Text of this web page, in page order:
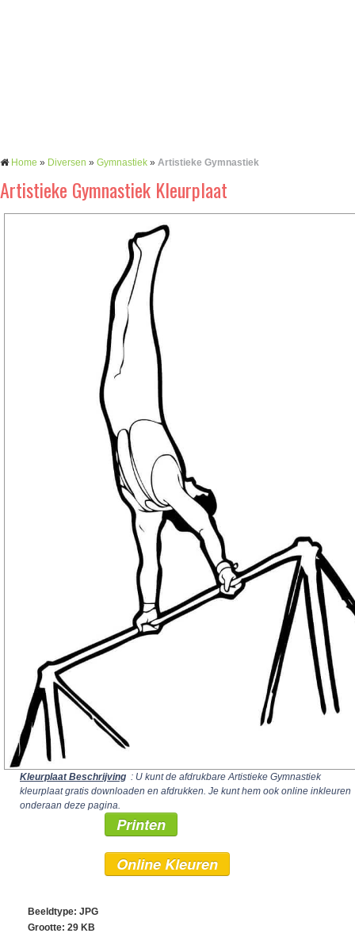
Home » Diversen » Gymnastiek » Artistieke Gymnastiek
Artistieke Gymnastiek Kleurplaat
Kleurplaat Beschrijving : U kunt de afdrukbare Artistieke Gymnastiek
kleurplaat gratis downloaden en afdrukken. Je kunt hem ook online inkleuren
onderaan deze pagina.
Printen
Online Kleuren
Beeldtype: JPG
Grootte: 29 KB